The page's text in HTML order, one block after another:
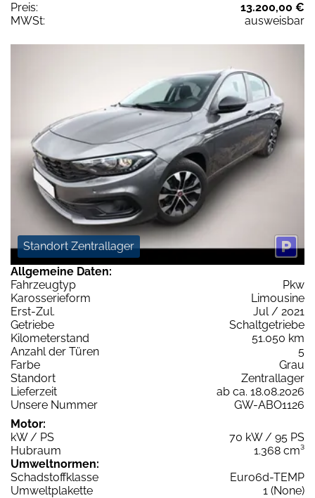
Preis:
13.200,00 €
MWSt:
ausweisbar
Standort Zentrallager
Allgemeine Daten:
Fahrzeugtyp
Pkw
Karosserieform
Limousine
Erst-Zul.
Jul / 2021
Getriebe
Schaltgetriebe
Kilometerstand
51.050 km
Anzahl der Türen
5
Farbe
Grau
Standort
Zentrallager
Lieferzeit
ab ca. 18.08.2026
Unsere Nummer
GW-ABO1126
Motor:
kW / PS
70 kW / 95 PS
Hubraum
1.368 cm³
Umweltnormen:
Schadstoffklasse
Euro6d-TEMP
Umweltplakette
1 (None)